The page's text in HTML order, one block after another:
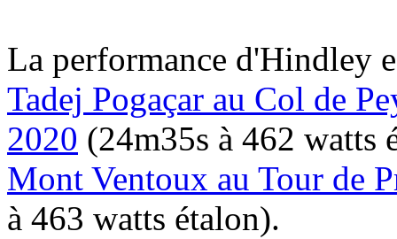
La performance d'Hindley
Tadej Pogaçar au Col de
2020 (24m35s à 462 watts
Mont Ventoux au Tour de
à 463 watts étalon).